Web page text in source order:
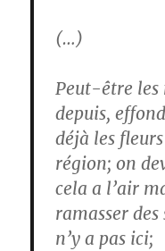
(…)
Peut-être les
depuis,
déjà les
région; on
cela a l’air
ramasser des
n’y a pas ici;